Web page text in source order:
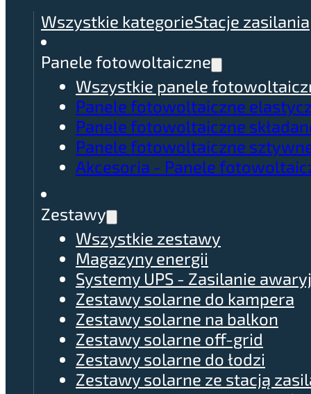
Wszystkie kategorieStacje zasilania
Panele fotowoltaiczne
Wszystkie panele
Panele fotowoltaiczne
Panele fotowoltaiczne
Panele fotowoltaiczne
Akcesoria - Panele
Zestawy
Wszystkie zestawy
Magazyny energii
Systemy UPS - Zasilanie
Zestawy solarne do kampera
Zestawy solarne na balkon
Zestawy solarne off-grid
Zestawy solarne do łodzi
Zestawy solarne ze stacją